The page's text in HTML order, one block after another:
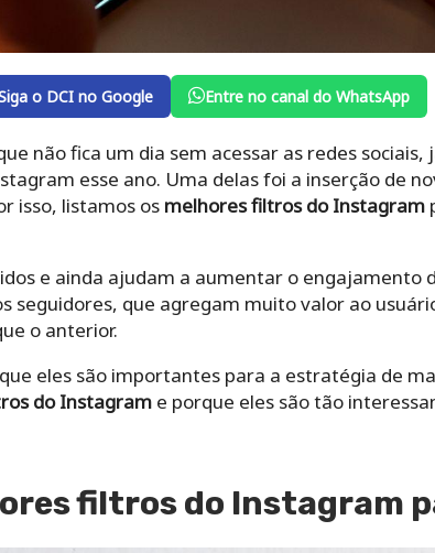
o DCI no Google Entre no canal do WhatsApp
não fica um dia sem acessar as redes
esse ano. Uma delas foi a inserção de
isso, listamos os melhores filtros do Instagram
e ainda ajudam a aumentar o engajamento
seguidores, que agregam muito valor ao
o anterior.
eles são importantes para a estratégia de
do Instagrame porque eles são tão
filtros do Instagram